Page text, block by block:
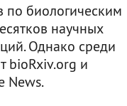
по биологическим
научных
Однако среди
bioRxiv.org и
News.